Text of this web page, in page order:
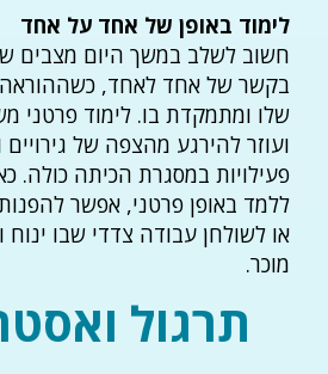
לימוד באופן של אחד על אחד
חשוב לשלב במשך היום מצבים
בקשר של אחד לאחד,
שלו ומתמקדת בו. לימוד פרטני
ועוזר להירגע מהצפה של
פעילויות במסגרת הכיתה כולה.
ללמד באופן פרטני, אפשר
או לשולחן עבודה צדדי שבו ינוח
מוכר.
תרגול